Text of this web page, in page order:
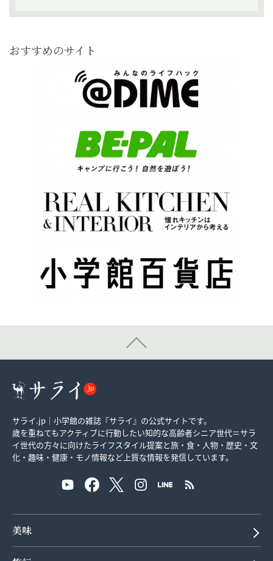
おすすめのサイト
サライ.jp｜小学館の雑誌『サライ』の公式サイトです。
歳を重ねてもアクティブに行動したい知的な高齢者シニア世代＝サラ
イ世代の方々に向けたライフスタイル提案と旅・食・人物・歴史・文
化・趣味・健康・モノ情報など上質な情報を発信しています。
美味